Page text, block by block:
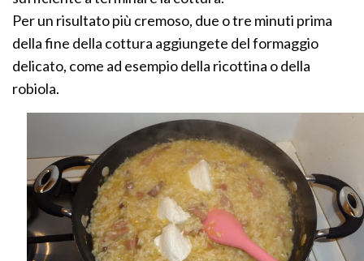
Per un risultato più cremoso, due o tre minuti prima
della fine della cottura aggiungete del formaggio
delicato, come ad esempio della ricottina o della
robiola.